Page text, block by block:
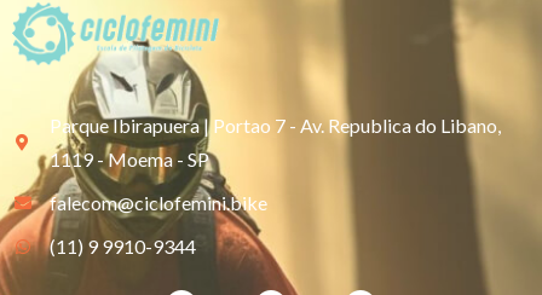
Parque Ibirapuera | Portao 7 - Av. Republica do Libano,
1119 - Moema - SP
falecom@ciclofemini.bike
(11) 9 9910-9344